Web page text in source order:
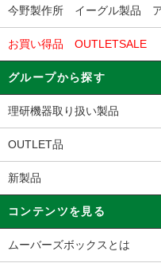
今野製作所 イーグル製品
お買い得品 OUTLETSALE
グループから探す
理研機器取り扱い製品
OUTLET品
新製品
コンテンツを見る
ムーバーズボックスとは